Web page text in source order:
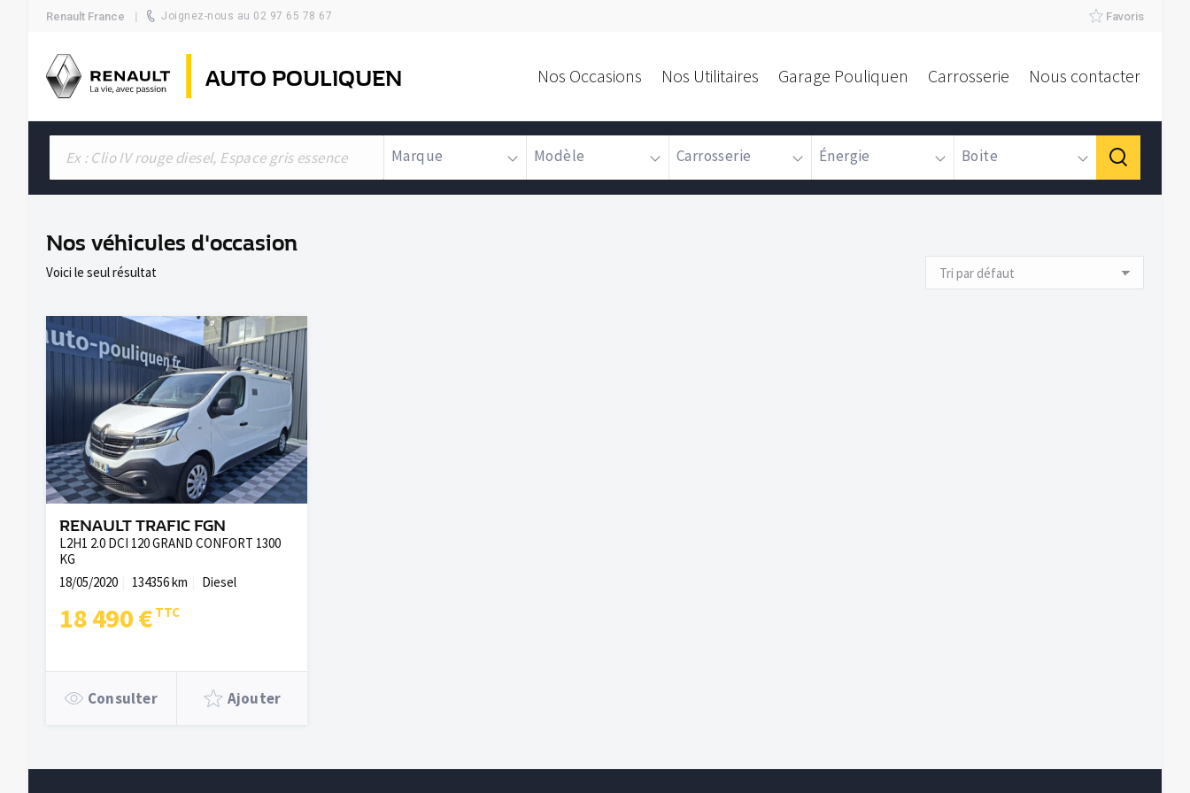
Renault France Joignez-nous au 02 97 65 78 67 Favoris
AUTO POULIQUEN Nos Occasions Nos Utilitaires Garage Pouliquen Carrosserie Nous contacter
Marque Modèle Carrosserie Énergie Boite
Nos véhicules d'occasion
Voici le seul résultat
RENAULT TRAFIC FGN
L2H1 2.0 DCI 120 GRAND CONFORT 1300
KG
18/05/2020
134356 km Diesel
18 490 €
Consulter Ajouter